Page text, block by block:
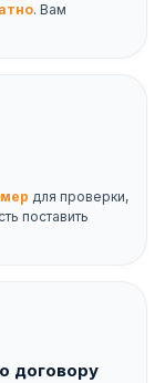
. Вам
для проверки,
поставить
договору